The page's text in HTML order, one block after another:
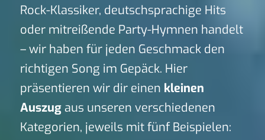
Rock-Klassiker, deutschsprachige Hits
oder mitreißende Party-Hymnen handelt
– wir haben für jeden Geschmack den
richtigen Song im Gepäck. Hier
präsentieren wir dir einen kleinen
Auszugaus unseren verschiedenen
Kategorien, jeweils mit fünf Beispielen: